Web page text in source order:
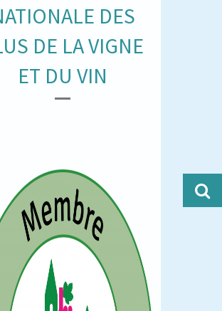
DES
DE LA VIGNE
ET DU VIN